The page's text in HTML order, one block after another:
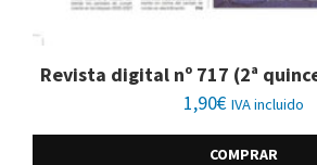
Revista digital nº 717 (2ª
1,90€ IVA incluido
COMPRAR